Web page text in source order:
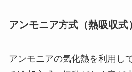
アンモニア方式（熱吸収式）
アンモニアの気化熱を利用し